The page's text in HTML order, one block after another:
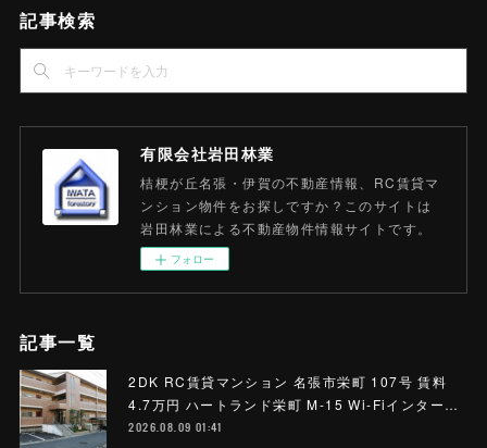
記事検索
有限会社岩田林業
桔梗が丘名張・伊賀の不動産情報、RC賃貸マ
ンション物件をお探しですか？このサイトは
岩田林業による不動産物件情報サイトです。
フォロー
記事一覧
2DK RC賃貸マンション 名張市栄町 107号 賃料
4.7万円 ハートランド栄町 M-15 Wi-Fiインター…
2026.08.09 01:41